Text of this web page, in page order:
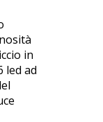
in
led ad